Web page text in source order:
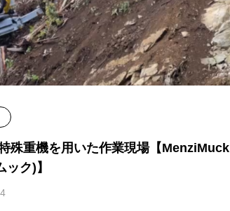
殊重機を用いた作業現場【MenziMuck
ク)】